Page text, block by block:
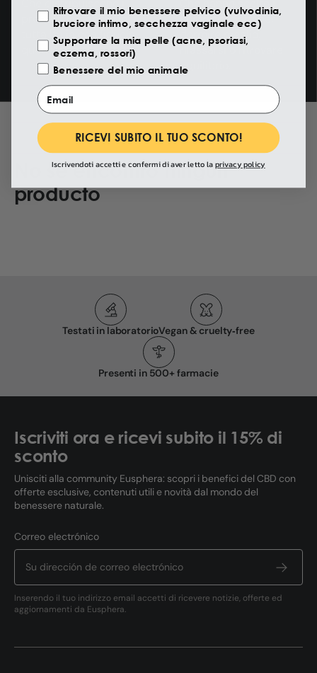
prodotti Eusphera in
tutta Italia con fiducia
quotidiana.
nostri prodotti per
dormire meglio,
rilassarsi o ritrovare
equilibrio.
No se encontró ningún
producto
Testati in laboratorioVegan & cruelty‑free
Presenti in 500+ farmacie
Iscriviti ora e ricevi subito il 15% di
sconto
Unisciti alla community Eusphera: scopri i benefici del CBD con
offerte esclusive, contenuti utili e novità dal mondo del
benessere naturale.
Correo electrónico
Inserendo il tuo indirizzo email accetti di ricevere notizie, offerte ed
aggiornamenti da Eusphera.
Ritrovare il mio benessere pelvico (vulvodinia,
bruciore intimo, secchezza vaginale ecc)
Supportare la mia pelle (acne, psoriasi,
eczema, rossori)
Benessere del mio animale
Email
RICEVI SUBITO IL TUO SCONTO!
Iscrivendoti accetti e confermi di aver letto laprivacy policy